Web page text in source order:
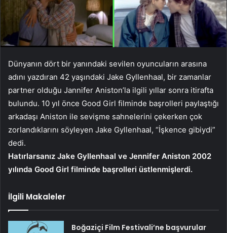
Dünyanın dört bir yanındaki sevilen oyuncuların arasına
adını yazdıran 42 yaşındaki Jake Gyllenhaal, bir zamanlar
partner olduğu Jannifer Aniston’la ilgili yıllar sonra itirafta
bulundu. 10 yıl önce Good Girl filminde başrolleri paylaştığı
arkadaşı Aniston ile sevişme sahnelerini çekerken çok
zorlandıklarını söyleyen Jake Gyllenhaal, “İşkence gibiydi”
dedi.
Hatırlarsanız Jake Gyllenhaal ve Jennifer Aniston 2002
yılında Good Girl filminde başrolleri üstlenmişlerdi.
İlgili Makaleler
Boğaziçi Film Festivali’ne başvurular